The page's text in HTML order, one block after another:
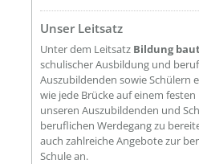
??? absaetzeOben[4]/titel
Unser Leitsatz
Unter dem Leitsatz Bildung
schulischer Ausbildung und
Auszubildenden sowie Schülern
wie jede Brücke auf einem
unseren Auszubildenden und
beruflichen Werdegang zu
auch zahlreiche Angebote zur
Schule an.